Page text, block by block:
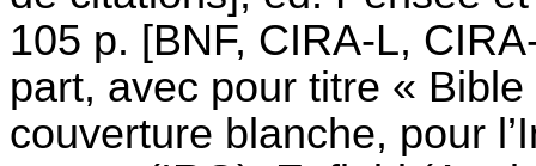
105 p. [BNF, CIRA-L,
part, avec pour titre «
couverture blanche, pour